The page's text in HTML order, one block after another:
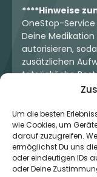
Um die besten
wie Cookies, um
darauf zuzugreifen.
ermöglichst Du uns
oder eindeutigen IDs
oder Deine
****Hinweise
OneStop-
Deine
autorisieren,
zusätzlichen
tatsächliche
erfolgt jedoch
Dir und der
kein
lediglich der
Nutzung ist
ärztliche